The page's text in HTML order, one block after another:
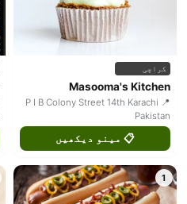
کراچی
Masooma's Kitchen
📍 P I B Colony Street 14th Karachi
Pakistan
📋 مینو دیکھیں
1